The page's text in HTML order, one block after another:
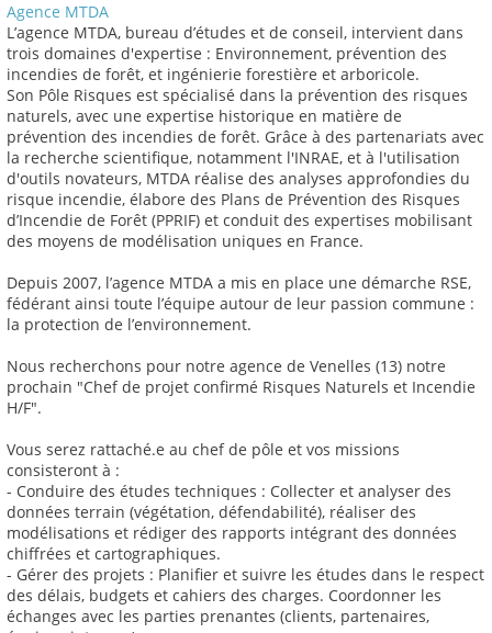
Agence MTDA
L’agence MTDA, bureau d’études et de conseil, intervient dans
trois domaines d'expertise : Environnement, prévention des
incendies de forêt, et ingénierie forestière et arboricole.
Son Pôle Risques est spécialisé dans la prévention des risques
naturels, avec une expertise historique en matière de
prévention des incendies de forêt. Grâce à des partenariats avec
la recherche scientifique, notamment l'INRAE, et à l'utilisation
d'outils novateurs, MTDA réalise des analyses approfondies du
risque incendie, élabore des Plans de Prévention des Risques
d’Incendie de Forêt (PPRIF) et conduit des expertises mobilisant
des moyens de modélisation uniques en France.
Depuis 2007, l’agence MTDA a mis en place une démarche RSE,
fédérant ainsi toute l’équipe autour de leur passion commune :
la protection de l’environnement.
Nous recherchons pour notre agence de Venelles (13) notre
prochain "Chef de projet confirmé Risques Naturels et Incendie
H/F".
Vous serez rattaché.e au chef de pôle et vos missions
consisteront à :
- Conduire des études techniques : Collecter et analyser des
données terrain (végétation, défendabilité), réaliser des
modélisations et rédiger des rapports intégrant des données
chiffrées et cartographiques.
- Gérer des projets : Planifier et suivre les études dans le respect
des délais, budgets et cahiers des charges. Coordonner les
échanges avec les parties prenantes (clients, partenaires,